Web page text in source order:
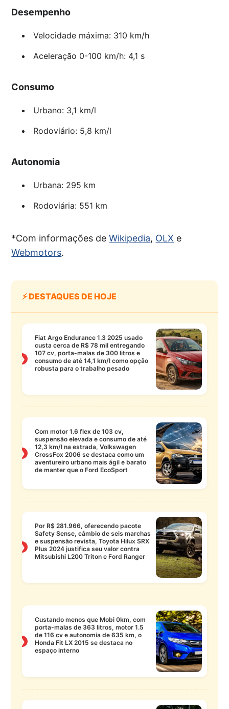
Desempenho
Velocidade máxima: 310 km/h
Aceleração 0-100 km/h: 4,1 s
Consumo
Urbano: 3,1 km/l
Rodoviário: 5,8 km/l
Autonomia
Urbana: 295 km
Rodoviária: 551 km
*Com informações deWikipedia, OLX e
Webmotors.
⚡ DESTAQUES DE HOJE
❯
Fiat Argo Endurance 1.3 2025 usado
custa cerca de R$ 78 mil entregando
107 cv, porta-malas de 300 litros e
consumo de até 14,1 km/l como opção
robusta para o trabalho pesado
❯
Com motor 1.6 flex de 103 cv,
suspensão elevada e consumo de até
12,3 km/l na estrada, Volkswagen
CrossFox 2006 se destaca como um
aventureiro urbano mais ágil e barato
de manter que o Ford EcoSport
❯
Por R$ 281.966, oferecendo pacote
Safety Sense, câmbio de seis marchas
e suspensão revista, Toyota Hilux SRX
Plus 2024 justifica seu valor contra
Mitsubishi L200 Triton e Ford Ranger
❯
Custando menos que Mobi 0km, com
porta-malas de 363 litros, motor 1.5
de 116 cv e autonomia de 635 km, o
Honda Fit LX 2015 se destaca no
espaço interno